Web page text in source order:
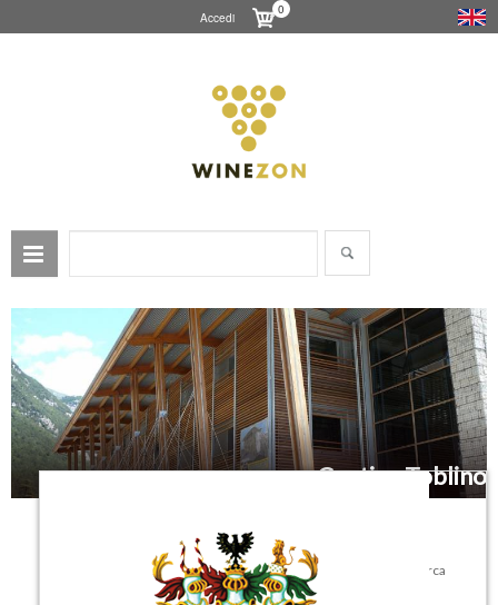
Accedi
0
Cantina Toblino
La Cantina di Toblino (che si trova in Trentino Alto Adige) nacque circa
cinquanta anni fa, nell’anno 1960 per idea di alcuni viticoltori, che